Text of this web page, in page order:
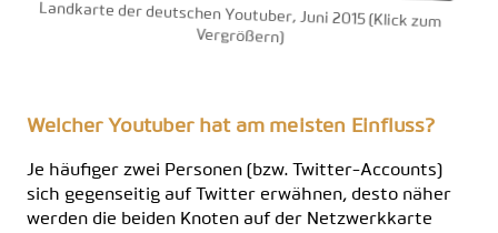
Landkarte der deutschen Youtuber, Juni 2015 (Klick zum
Vergrößern)
Welcher Youtuber hat am meisten Einfluss?
Je häufiger zwei Personen (bzw. Twitter-Accounts)
sich gegenseitig auf Twitter erwähnen, desto näher
werden die beiden Knoten auf der Netzwerkkarte